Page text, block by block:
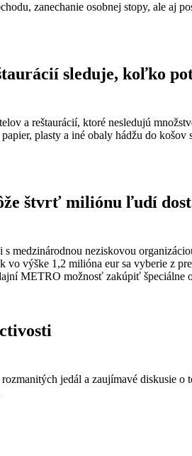
zanechanie osobnej stopy, ale aj
sleduje, koľko
a reštaurácií, ktoré nesledujú
plasty a iné obaly hádžu do
štvrť miliónu ľudí
medzinárodnou neziskovou
vo výške 1,2 milióna eur sa vyberie z
METRO možnosť zakúpiť
jedál a zaujímavé diskusie